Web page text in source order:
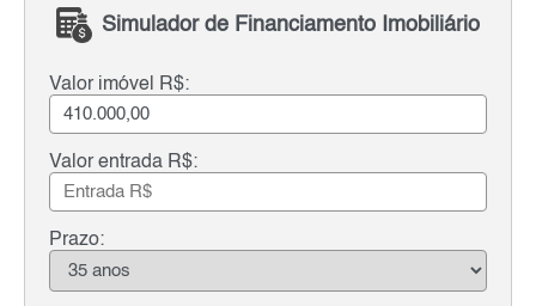
Simulador de Financiamento Imobiliário
Valor imóvel R$:
Valor entrada R$:
Prazo: